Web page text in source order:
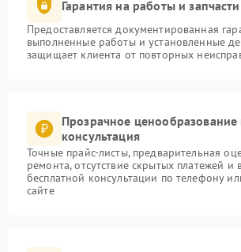
Гарантия на работы и запчасти
Предоставляется документированная
выполненные работы и установленные
защищает клиента от повторных
Прозрачное ценообразование
консультация
Точные прайс-листы, предварительная
ремонта, отсутствие скрытых платежей и
бесплатной консультации по телефону
сайте